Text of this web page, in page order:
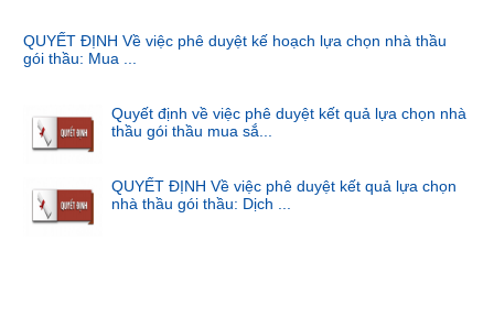
QUYẾT ĐỊNH Về việc phê duyệt kế hoạch lựa chọn nhà thầu
gói thầu: Mua ...
Quyết định về việc phê duyệt kết quả lựa chọn nhà
thầu gói thầu mua sắ...
QUYẾT ĐỊNH Về việc phê duyệt kết quả lựa chọn
nhà thầu gói thầu: Dịch ...